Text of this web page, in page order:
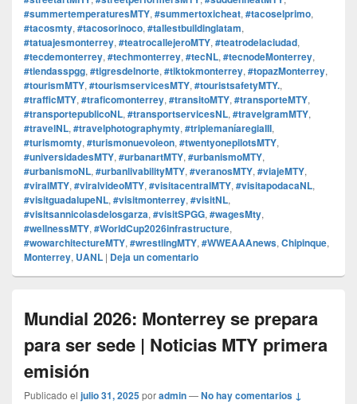
#summertemperaturesMTY, #summertoxicheat, #tacoselprimo,
#tacosmty, #tacosorinoco, #tallestbuildinglatam,
#tatuajesmonterrey, #teatrocallejeroMTY, #teatrodelaciudad,
#tecdemonterrey, #techmonterrey, #tecNL, #tecnodeMonterrey,
#tiendasspgg, #tigresdelnorte, #tiktokmonterrey, #topazMonterrey,
#tourismMTY, #tourismservicesMTY, #touristsafetyMTY.,
#trafficMTY, #traficomonterrey, #transitoMTY, #transporteMTY,
#transportepublicoNL, #transportservicesNL, #travelgramMTY,
#travelNL, #travelphotographymty, #triplemaníaregiaIII,
#turismomty, #turismonuevoleon, #twentyonepilotsMTY,
#universidadesMTY, #urbanartMTY, #urbanismoMTY,
#urbanismoNL, #urbanlivabilityMTY, #veranosMTY, #viajeMTY,
#viralMTY, #viralvideoMTY, #visitacentralMTY, #visitapodacaNL,
#visitguadalupeNL, #visitmonterrey, #visitNL,
#visitsannicolasdelosgarza, #visitSPGG, #wagesMty,
#wellnessMTY, #WorldCup2026infrastructure,
#wowarchitectureMTY, #wrestlingMTY, #WWEAAAnews, Chipinque,
Monterrey, UANL | Deja un comentario
Mundial 2026: Monterrey se prepara
para ser sede | Noticias MTY primera
emisión
Publicado el julio 31, 2025poradmin—No hay comentarios ↓